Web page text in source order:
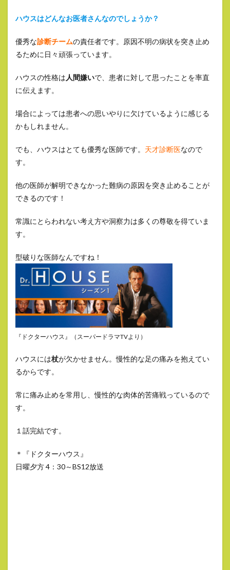
ハウスはどんなお医者さんなのでしょうか？
優秀な診断チームの責任者です。原因不明の病状を突き止め
るために日々頑張っています。
ハウスの性格は 人間嫌いで、患者に対して思ったことを率直
に伝えます。
場合によっては患者への思いやりに欠けているように感じる
かもしれません。
でも、ハウスはとても優秀な医師です。 天才診断医なので
す。
他の医師が解明できなかった難病の原因を突き止めることが
できるのです！
常識にとらわれない考え方や洞察力は多くの尊敬を得ていま
す。
型破りな医師なんですね！
『ドクターハウス』（スーパードラマTVより）
ハウスには杖が欠かせません。慢性的な足の痛みを抱えてい
るからです。
常に痛み止めを常用し、慢性的な肉体的苦痛戦っているので
す。
１話完結です。
＊『ドクターハウス』
日曜夕方 4：30～BS12放送